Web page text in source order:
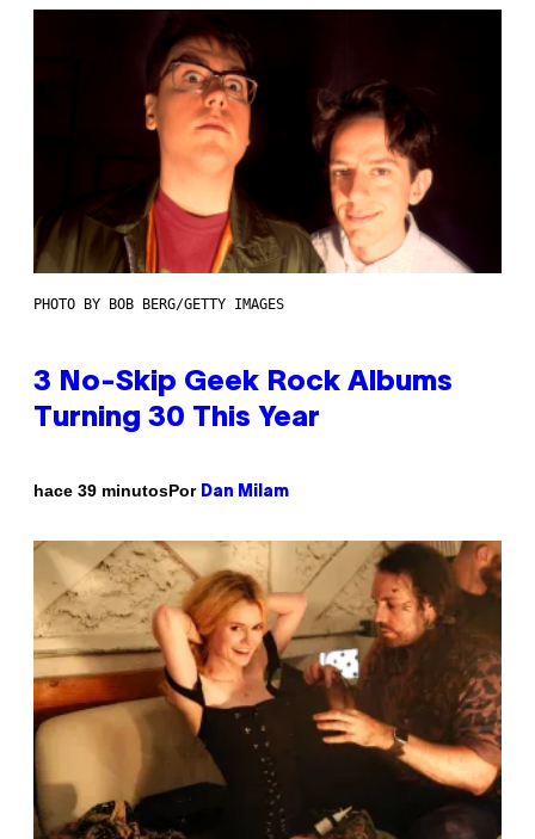
PHOTO BY BOB BERG/GETTY IMAGES
3 No-Skip Geek Rock Albums
Turning 30 This Year
hace 39 minutosPor Dan Milam